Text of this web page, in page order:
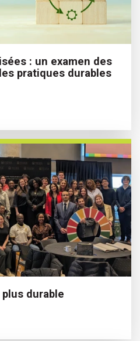
: un examen des
pratiques durables
durable